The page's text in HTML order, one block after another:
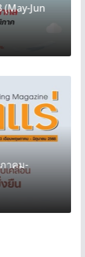
(May-Jun
าคม-